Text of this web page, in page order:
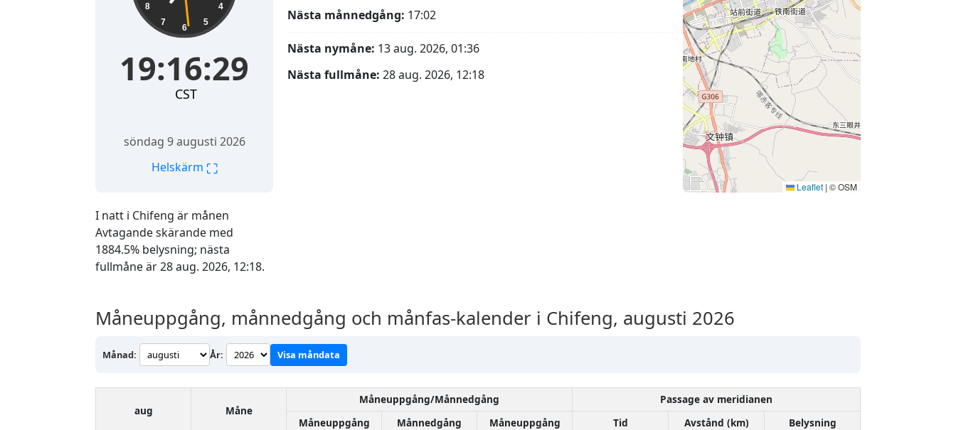
I natt i Chifeng är månen
Avtagande skärande med
1884.5% belysning; nästa
fullmåne är 28 aug. 2026, 12:18.
4
5
6
7
8
19:16:31
CST
söndag 9 augusti 2026
Helskärm ⛶
Nästa månnedgång: 17:02
Nästa nymåne: 13 aug. 2026, 01:36
Nästa fullmåne: 28 aug. 2026, 12:18
Leaflet | © OSM
Måneuppgång, månnedgång och månfas-kalender i Chifeng, augusti 2026
Månad: År: Visa måndata
aug Måne
Måneuppgång/Månnedgång
Passage av meridianen
Måneuppgång
Månnedgång Måneuppgång Tid Avstånd (km)
Belysning